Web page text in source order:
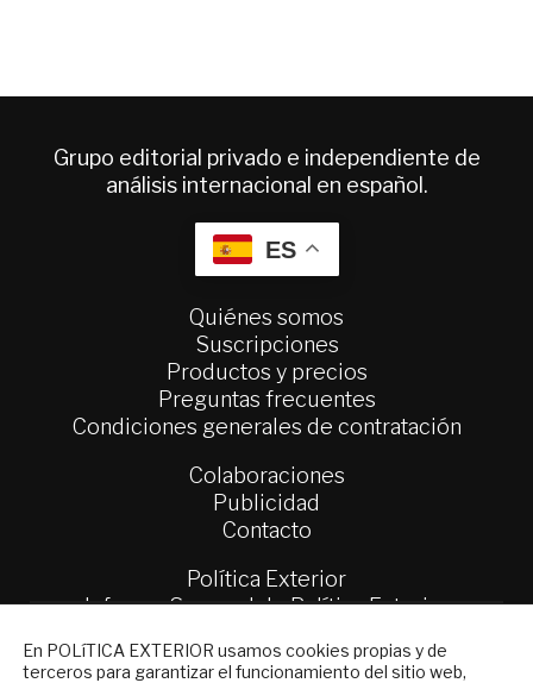
Grupo editorial privado e independiente de
análisis internacional en español.
ES
Quiénes somos
Suscripciones
Productos y precios
Preguntas frecuentes
Condiciones generales de contratación
Colaboraciones
Publicidad
Contacto
Política Exterior
Informe Semanal de Política Exterior
En POLíTICA EXTERIOR usamos cookies propias y de
terceros para garantizar el funcionamiento del sitio web,
NEWSLETTER